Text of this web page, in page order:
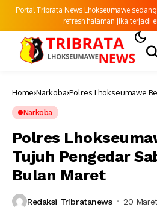
Portal Tribrata News Lhokseumawe
refresh halaman jika terjadi
Home Narkoba Polres Lhokseumawe
Narkoba
Polres
Tujuh Pengedar
Bulan Maret
Redaksi Tribratanews 20